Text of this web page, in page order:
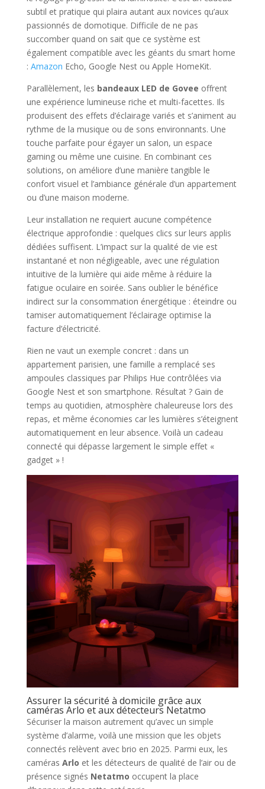
subtil et pratique qui plaira autant aux novices qu’aux
passionnés de domotique. Difficile de ne pas
succomber quand on sait que ce système est
également compatible avec les géants du smart home
: Amazon Echo, Google Nest ou Apple HomeKit.
Parallèlement, les bandeaux LED de Govee offrent
une expérience lumineuse riche et multi-facettes. Ils
produisent des effets d’éclairage variés et s’animent au
rythme de la musique ou de sons environnants. Une
touche parfaite pour égayer un salon, un espace
gaming ou même une cuisine. En combinant ces
solutions, on améliore d’une manière tangible le
confort visuel et l’ambiance générale d’un appartement
ou d’une maison moderne.
Leur installation ne requiert aucune compétence
électrique approfondie : quelques clics sur leurs applis
dédiées suffisent. L’impact sur la qualité de vie est
instantané et non négligeable, avec une régulation
intuitive de la lumière qui aide même à réduire la
fatigue oculaire en soirée. Sans oublier le bénéfice
indirect sur la consommation énergétique : éteindre ou
tamiser automatiquement l’éclairage optimise la
facture d’électricité.
Rien ne vaut un exemple concret : dans un
appartement parisien, une famille a remplacé ses
ampoules classiques par Philips Hue contrôlées via
Google Nest et son smartphone. Résultat ? Gain de
temps au quotidien, atmosphère chaleureuse lors des
repas, et même économies car les lumières s’éteignent
automatiquement en leur absence. Voilà un cadeau
connecté qui dépasse largement le simple effet «
gadget » !
Assurer la sécurité à domicile grâce aux
caméras Arlo et aux détecteurs Netatmo
Sécuriser la maison autrement qu’avec un simple
système d’alarme, voilà une mission que les objets
connectés relèvent avec brio en 2025. Parmi eux, les
caméras Arlo et les détecteurs de qualité de l’air ou de
présence signés Netatmo occupent la place